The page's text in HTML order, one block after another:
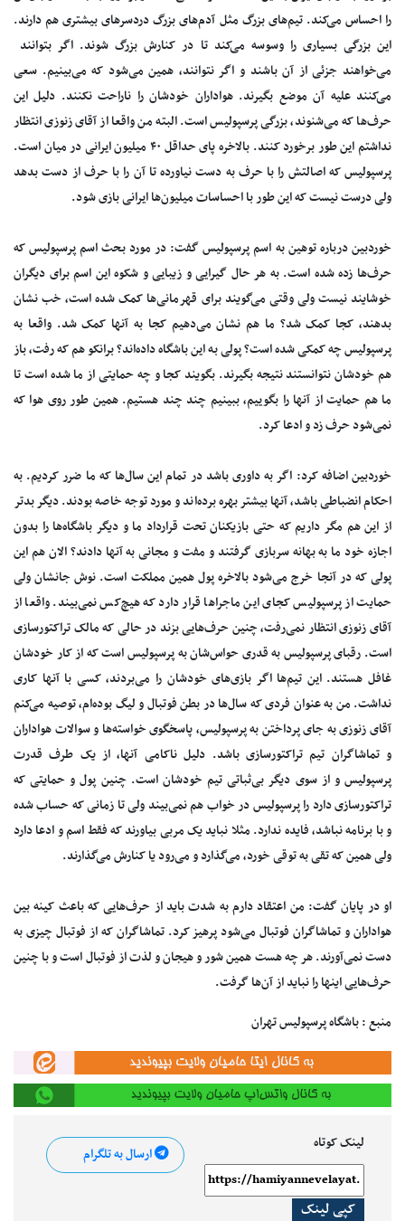
را احساس می‌کند. تیم‌های بزرگ مثل آدم‌های بزرگ دردسرهای بیشتری هم دارند.
این بزرگی بسیاری را وسوسه می‌کند تا در کنارش بزرگ شوند. اگر بتوانند
می‌خواهند جزئی از آن باشند و اگر نتوانند، همین می‌شود که می‌بینیم. سعی
می‌کنند علیه آن موضع بگیرند. هواداران خودشان را ناراحت نکنند. دلیل این
حرف‌ها که می‌شنوند، بزرگی پرسپولیس است. البته من واقعا از آقای زنوزی انتظار
نداشتم این طور برخورد کنند. بالاخره پای حداقل ۴۰ میلیون ایرانی در میان است.
پرسپولیس که اصالتش را با حرف به دست نیاورده تا آن را با حرف از دست بدهد
ولی درست نیست که این طور با احساسات میلیون‌ها ایرانی بازی شود.
خوردبین درباره توهین به اسم پرسپولیس گفت: در مورد بحث اسم پرسپولیس که
حرف‌ها زده شده است. به هر حال گیرایی و زیبایی و شکوه این اسم برای دیگران
خوشایند نیست ولی وقتی می‌گویند برای قهرمانی‌ها کمک شده است، خب نشان
بدهند، کجا کمک شد؟ ما هم نشان می‌دهیم کجا به آنها کمک شد. واقعا به
پرسپولیس چه کمکی شده است؟ پولی به این باشگاه داده‌اند؟ برانکو هم که رفت، باز
هم خودشان نتوانستند نتیجه بگیرند. بگویند کجا و چه حمایتی از ما شده است تا
ما هم حمایت از آنها را بگوییم، ببینیم چند چند هستیم. همین طور روی هوا که
نمی‌شود حرف زد و ادعا کرد.
خوردبین اضافه کرد: اگر به داوری باشد در تمام این سال‌ها که ما ضرر کردیم. به
احکام انضباطی باشد، آنها بیشتر بهره برده‌اند و مورد توجه خاصه بودند. دیگر بدتر
از این هم مگر داریم که حتی بازیکنان تحت قرارداد ما و دیگر باشگاه‌ها را بدون
اجازه خود ما به بهانه سربازی گرفتند و مفت و مجانی به آنها دادند؟ الان هم این
پولی که در آنجا خرج می‌شود بالاخره پول همین مملکت است. نوش جانشان ولی
حمایت از پرسپولیس کجای این ماجراها قرار دارد که هیچ‌کس نمی‌بیند. واقعا از
آقای زنوزی انتظار نمی‌رفت، چنین حرف‌هایی بزند در حالی که مالک تراکتورسازی
است. رقبای پرسپولیس به قدری حواس‌شان به پرسپولیس است که از کار خودشان
غافل هستند. این تیم‌ها اگر بازی‌های خودشان را می‌بردند، کسی با آنها کاری
نداشت. من به عنوان فردی که سال‌ها در بطن فوتبال و لیگ بوده‌ام، توصیه می‌کنم
آقای زنوزی به جای پرداختن به پرسپولیس، پاسخگوی خواسته‌ها و سوالات هواداران
و تماشاگران تیم تراکتورسازی باشد. دلیل ناکامی آنها، از یک طرف قدرت
پرسپولیس و از سوی دیگر بی‌ثباتی تیم خودشان است. چنین پول و حمایتی که
تراکتورسازی دارد را پرسپولیس در خواب هم نمی‌بیند ولی تا زمانی که حساب شده
و با برنامه نباشد، فایده ندارد. مثلا نباید یک مربی بیاورند که فقط اسم و ادعا دارد
ولی همین که تقی به توقی خورد، می‌گذارد و می‌رود یا کنارش می‌گذارند.
او در پایان گفت: من اعتقاد دارم به شدت باید از حرف‌هایی که باعث کینه بین
هواداران و تماشاگران فوتبال می‌شود پرهیز کرد. تماشاگران که از فوتبال چیزی به
دست نمی‌آورند. هر چه هست همین شور و هیجان و لذت از فوتبال است و با چنین
حرف‌هایی اینها را نباید از آن‌ها گرفت.
منبع : باشگاه پرسپولیس تهران
لینک کوتاه
کپی لینک
ارسال به تلگرام